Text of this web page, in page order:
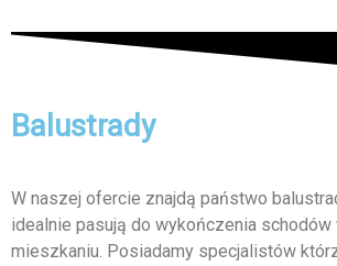
Balustrady
W naszej ofercie znajdą państwo
idealnie pasują do wykończenia schodów
mieszkaniu. Posiadamy specjalistów